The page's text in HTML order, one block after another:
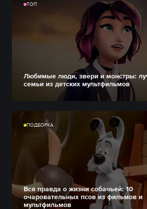
ТОП
Любимые люди, звери и монстры:
семьи из детских мультфильмов
ПОДБОРКА
Вся правда о жизни собачьей: 10
очаровательных псов из фильмов и
мультфильмов